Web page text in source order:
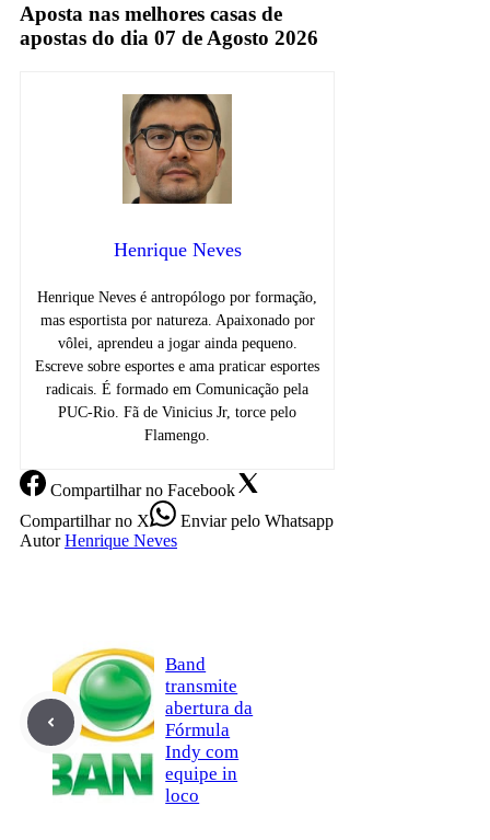
Aposta nas melhores casas de
apostas do dia 07 de Agosto 2026
Henrique Neves
Henrique Neves é antropólogo por formação,
mas esportista por natureza. Apaixonado por
vôlei, aprendeu a jogar ainda pequeno.
Escreve sobre esportes e ama praticar esportes
radicais. É formado em Comunicação pela
PUC-Rio. Fã de Vinicius Jr, torce pelo
Flamengo.
Compartilharno Facebook
Compartilharno X Enviarpelo Whatsapp
Autor Henrique Neves
Band
transmite
abertura da
Fórmula
Indy com
equipe in
loco